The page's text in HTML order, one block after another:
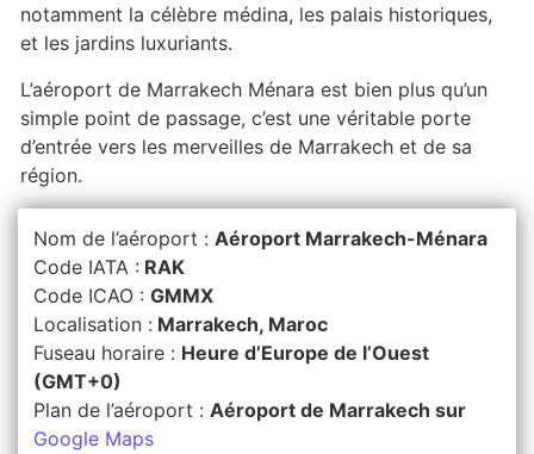
notamment la célèbre médina, les palais historiques,
et les jardins luxuriants.
L’aéroport de Marrakech Ménara est bien plus qu’un
simple point de passage, c’est une véritable porte
d’entrée vers les merveilles de Marrakech et de sa
région.
Nom de l’aéroport : Aéroport Marrakech-Ménara
Code IATA : RAK
Code ICAO : GMMX
Localisation : Marrakech, Maroc
Fuseau horaire : Heure d’Europe de l’Ouest
(GMT+0)
Plan de l’aéroport : Aéroport de Marrakech sur
Google Maps